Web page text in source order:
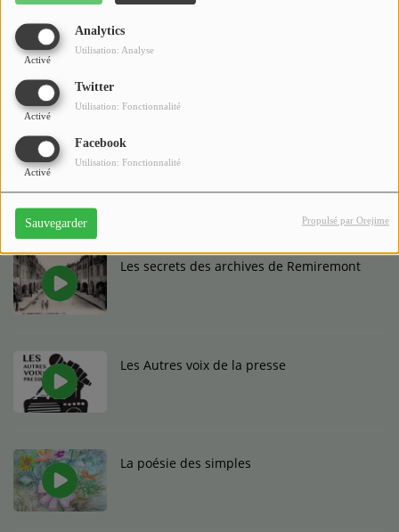
Analytics
Activé
Utilisation: Analyse
Twitter
Activé
Utilisation: Fonctionnalité
Facebook
Activé
Utilisation: Fonctionnalité
Sauvegarder Propulsé par Orejime
Musette Party !
Les secrets des archives de Remiremont
Les Autres voix de la presse
La poésie des simples